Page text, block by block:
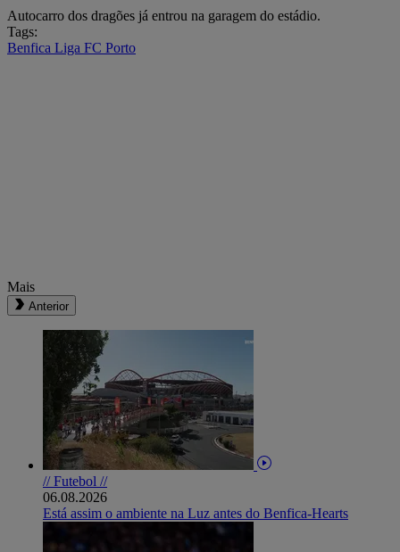
Autocarro dos dragões já entrou na garagem do estádio.
Tags:
Benfica Liga FC Porto
Mais
Anterior
// Futebol //
06.08.2026
Está assim o ambiente na Luz antes do Benfica-Hearts